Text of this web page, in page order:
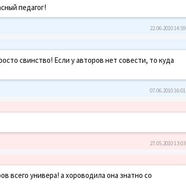
педагог!
22.06.2010 14:59
свинство! Если у авторов нет совести, то куда
07.06.2010 16:01
27.05.2010 13:03
всего универа! а хороводила она знатно со